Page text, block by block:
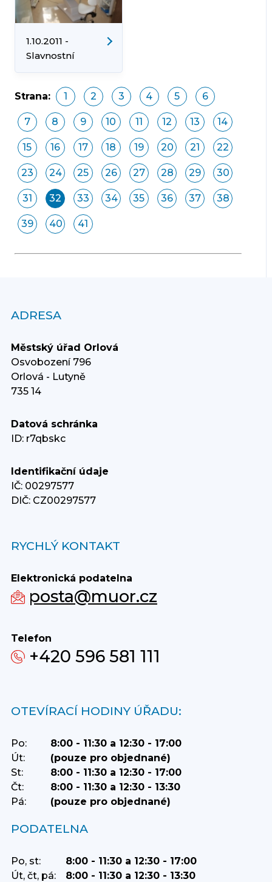
1.10.2011 -
Slavnostní
otevření Domu
krásy a zdraví
Strana:
1 2 3 4 5 6
7 8 9 10 11 12 13 14
15 16 17 18 19 20 21 22
23 24 25 26 27 28 29 30
31 32 33 34 35 36 37 38
39 40 41
ADRESA
Městský úřad Orlová
Osvobození 796
Orlová - Lutyně
735 14
Datová schránka
ID: r7qbskc
Identifikační údaje
IČ: 00297577
DIČ: CZ00297577
RYCHLÝ KONTAKT
Elektronická podatelna
posta@muor.cz
Telefon
+420 596 581 111
OTEVÍRACÍ HODINY ÚŘADU:
Po:
8:00 - 11:30 a 12:30 - 17:00
Út:
(pouze pro objednané)
St:
8:00 - 11:30 a 12:30 - 17:00
Čt:
8:00 - 11:30 a 12:30 - 13:30
Pá:
(pouze pro objednané)
PODATELNA
Po, st:
8:00 - 11:30 a 12:30 - 17:00
Út, čt, pá:
8:00 - 11:30 a 12:30 - 13:30